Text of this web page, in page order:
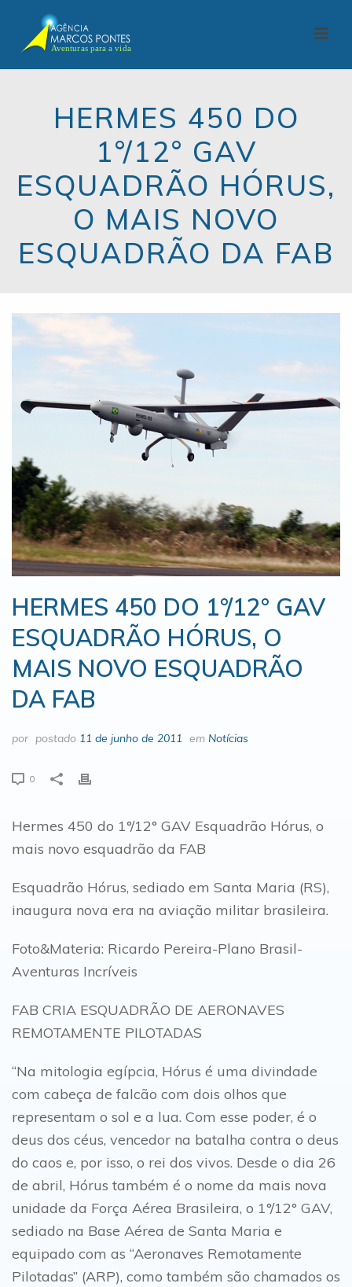
HERMES 450 DO
1°/12° GAV
ESQUADRÃO HÓRUS,
O MAIS NOVO
ESQUADRÃO DA FAB
HERMES 450 DO 1°/12° GAV
ESQUADRÃO HÓRUS, O
MAIS NOVO ESQUADRÃO
DA FAB
por postado 11 de junho de 2011 em Notícias
0
Hermes 450 do 1°/12° GAV Esquadrão Hórus, o
mais novo esquadrão da FAB
Esquadrão Hórus, sediado em Santa Maria (RS),
inaugura nova era na aviação militar brasileira.
Foto&Materia: Ricardo Pereira-Plano Brasil-
Aventuras Incríveis
FAB CRIA ESQUADRÃO DE AERONAVES
REMOTAMENTE PILOTADAS
“Na mitologia egípcia, Hórus é uma divindade
com cabeça de falcão com dois olhos que
representam o sol e a lua. Com esse poder, é o
deus dos céus, vencedor na batalha contra o deus
do caos e, por isso, o rei dos vivos. Desde o dia 26
de abril, Hórus também é o nome da mais nova
unidade da Força Aérea Brasileira, o 1°/12° GAV,
sediado na Base Aérea de Santa Maria e
equipado com as “Aeronaves Remotamente
Pilotadas” (ARP), como também são chamados os